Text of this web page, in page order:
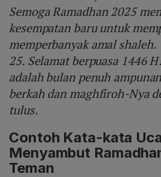
Semoga Ramadhan 2025
kesempatan baru untuk
memperbanyak amal shaleh.
25. Selamat berpuasa 1446
adalah bulan penuh
berkah dan maghfiroh-Nya
tulus.
Contoh Kata-kata
Menyambut
Teman